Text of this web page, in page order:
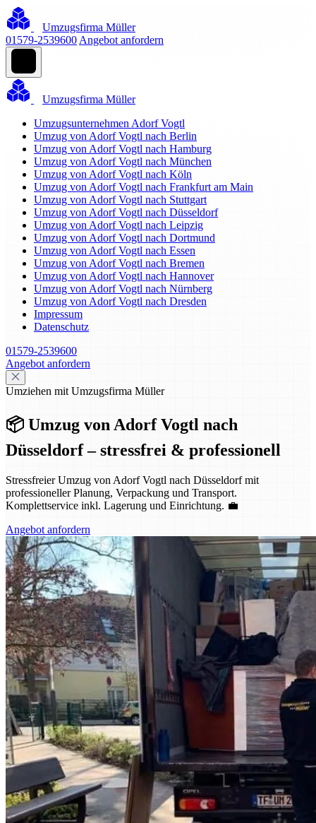
Umzugsfirma Müller
01579-2539600 Angebot anfordern
Umzugsfirma Müller
Umzugsunternehmen Adorf Vogtl
Umzug von Adorf Vogtl nach Berlin
Umzug von Adorf Vogtl nach Hamburg
Umzug von Adorf Vogtl nach München
Umzug von Adorf Vogtl nach Köln
Umzug von Adorf Vogtl nach Frankfurt am Main
Umzug von Adorf Vogtl nach Stuttgart
Umzug von Adorf Vogtl nach Düsseldorf
Umzug von Adorf Vogtl nach Leipzig
Umzug von Adorf Vogtl nach Dortmund
Umzug von Adorf Vogtl nach Essen
Umzug von Adorf Vogtl nach Bremen
Umzug von Adorf Vogtl nach Hannover
Umzug von Adorf Vogtl nach Nürnberg
Umzug von Adorf Vogtl nach Dresden
Impressum
Datenschutz
01579-2539600
Angebot anfordern
Umziehen mit Umzugsfirma Müller
📦 Umzug von Adorf Vogtl nach
Düsseldorf – stressfrei & professionell
Stressfreier Umzug von Adorf Vogtl nach Düsseldorf mit
professioneller Planung, Verpackung und Transport.
Komplettservice inkl. Lagerung und Einrichtung. 💼
Angebot anfordern